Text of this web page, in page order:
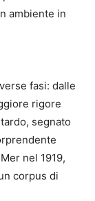
ambiente in
fasi: dalle
rigore
segnato
nel 1919,
corpus di